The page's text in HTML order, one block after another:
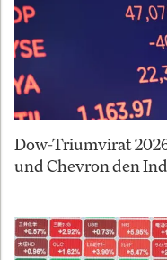
Dow-Triumvirat
und Chevron den